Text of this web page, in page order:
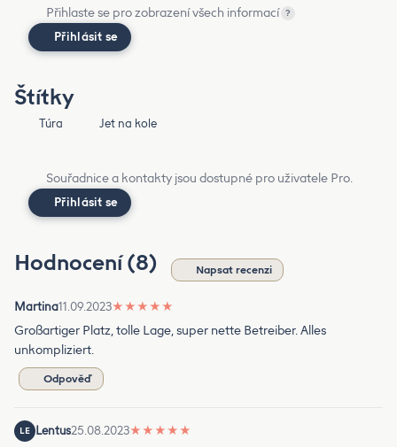
Přihlaste se pro zobrazení všech informací ?
Přihlásit se
Štítky
Túra Jet na kole
Souřadnice a kontakty jsou dostupné pro uživatele Pro.
Přihlásit se
Hodnocení (8) Napsat recenzi
Martina11.09.2023★ ★ ★ ★ ★
Großartiger Platz, tolle Lage, super nette Betreiber. Alles
unkompliziert.
Odpověď
LE Lentus25.08.2023★ ★ ★ ★ ★